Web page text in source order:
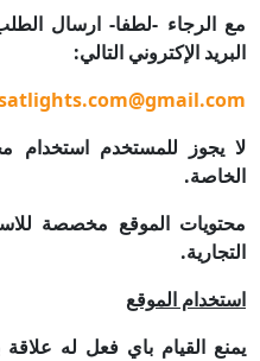
مع الرجاء -لطفا- ارسال
البريد الإكتروني التالي:
لا يجوز للمستخدم استخدام
الخاصة.
محتويات الموقع مخصصة
التجارية.
استخدام الموقع
يمنع القيام باي فعل له